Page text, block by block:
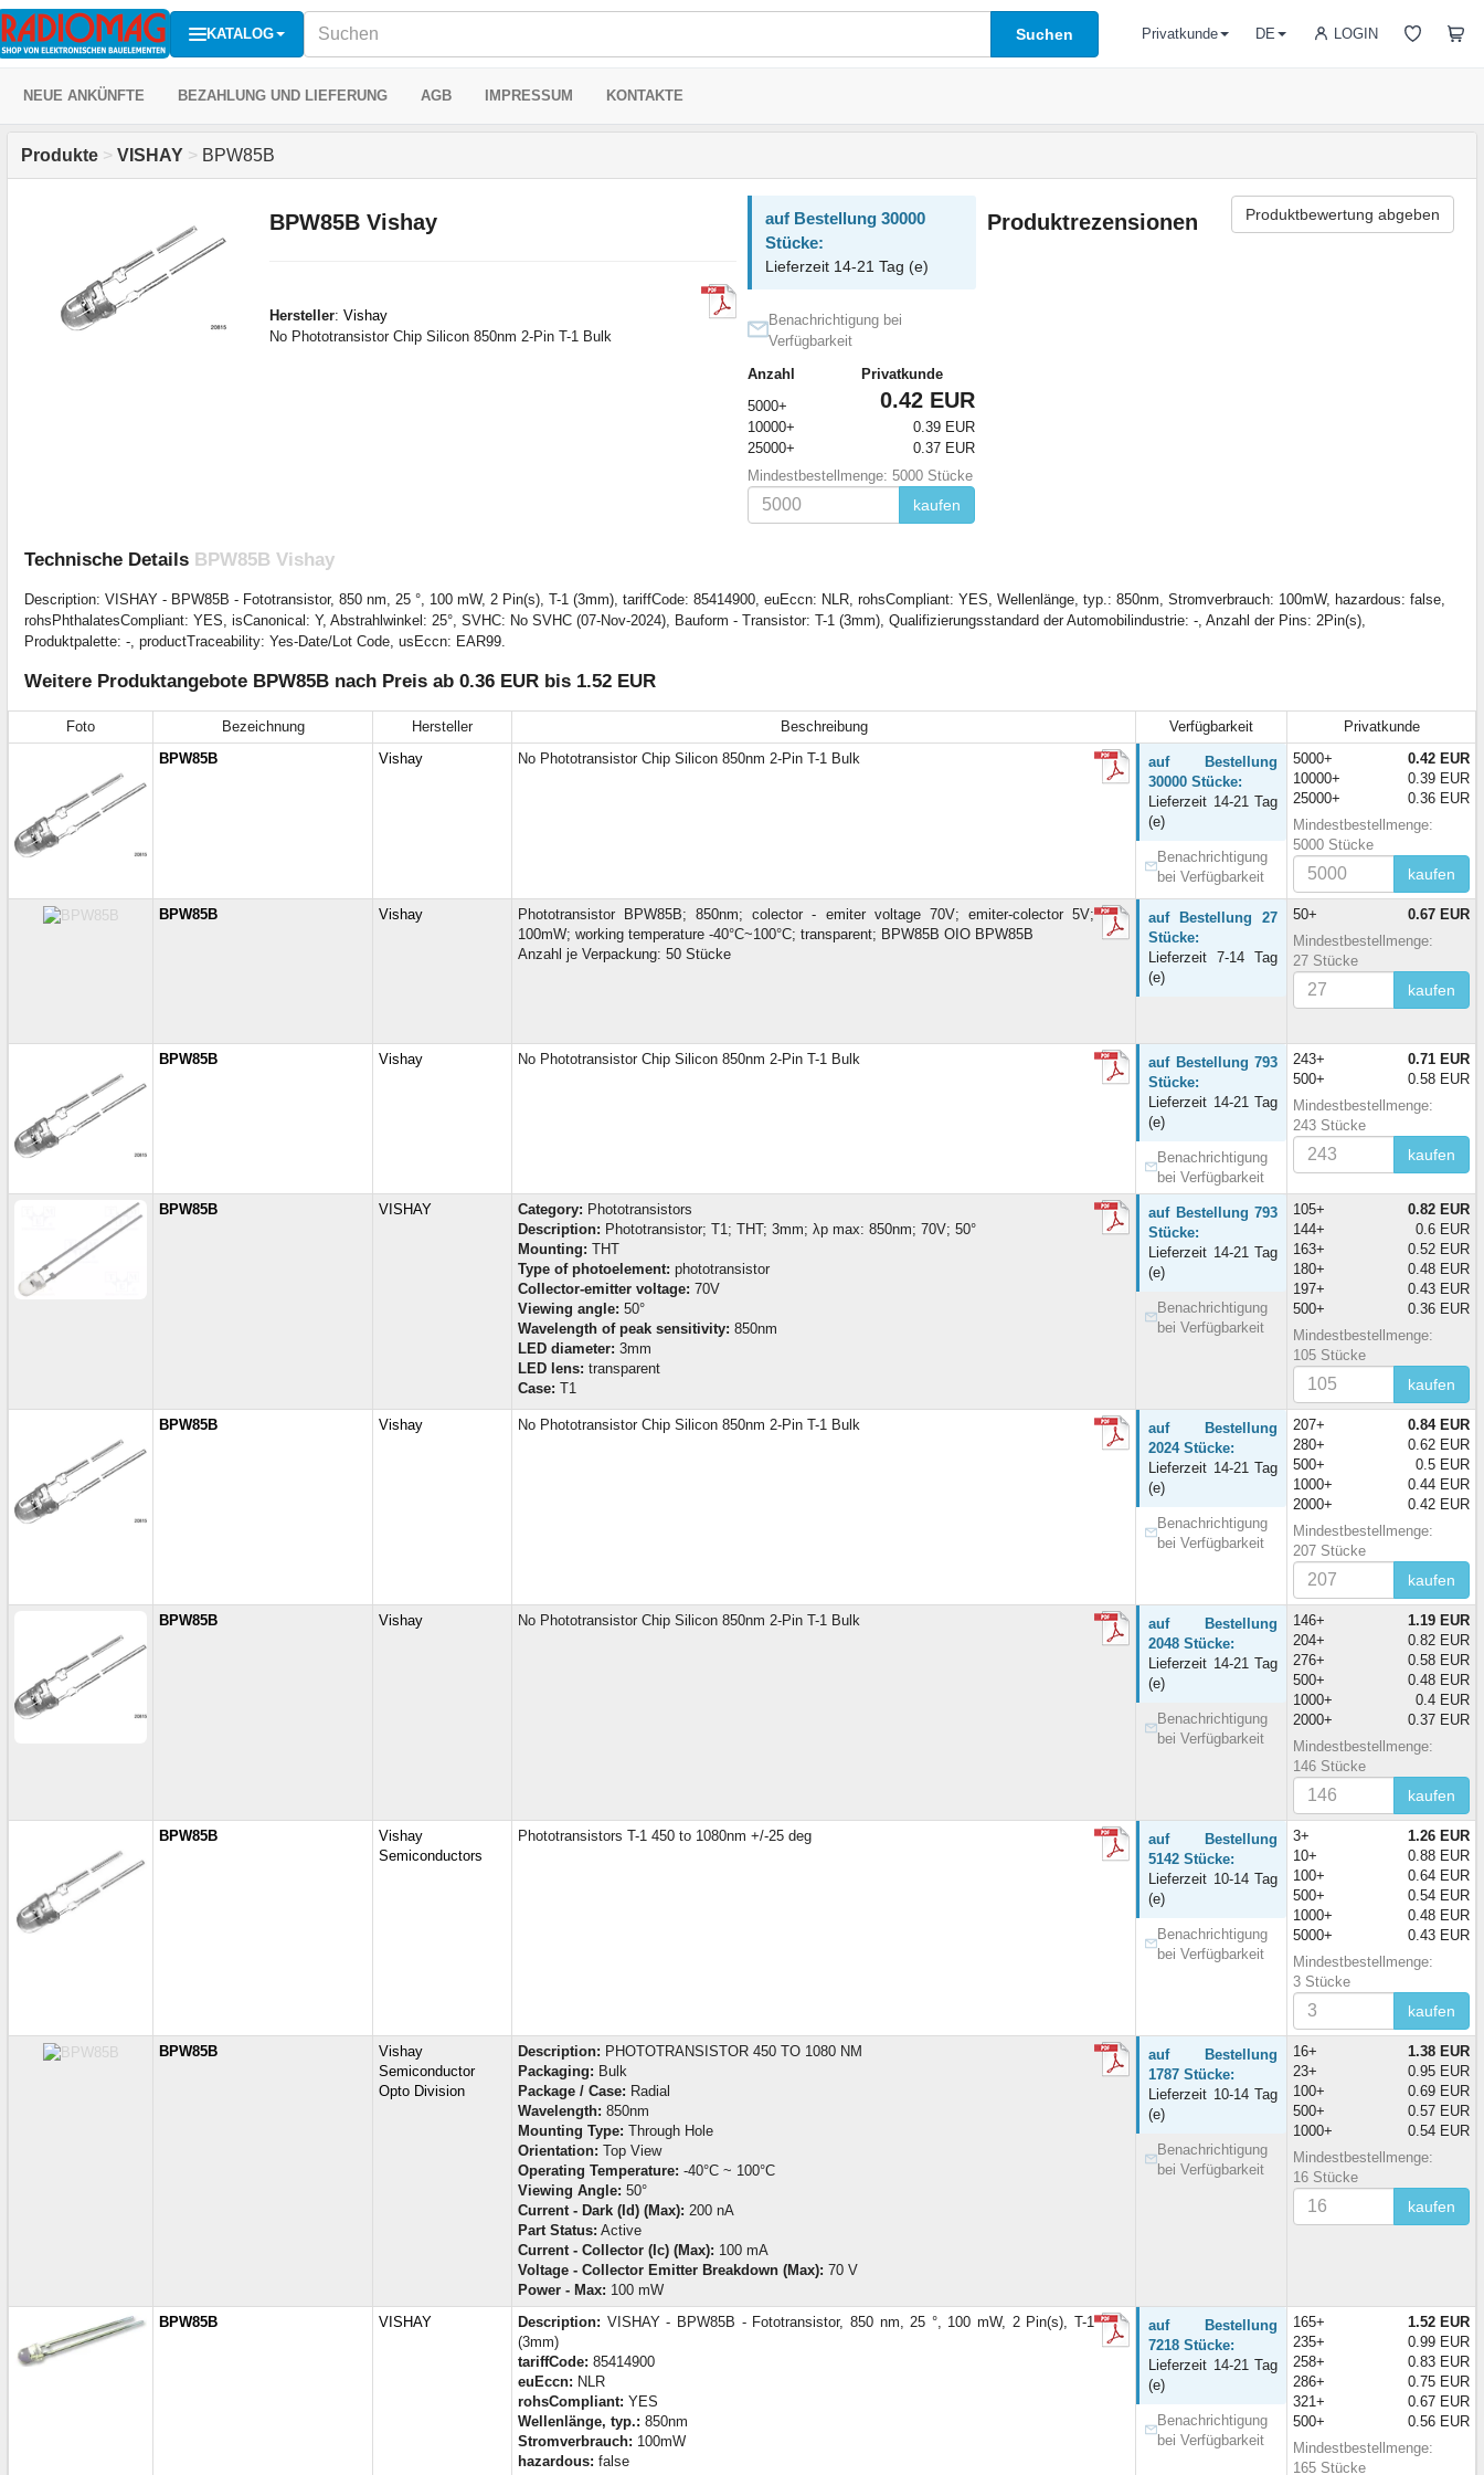
KATALOG Suchen LOGIN
Privatkunde DE
NEUE ANKÜNFTE BEZAHLUNG UND LIEFERUNG AGB IMPRESSUM KONTAKTE
Produkte > VISHAY > BPW85B
BPW85B Vishay
Hersteller: Vishay
No Phototransistor Chip Silicon 850nm 2-Pin T-1 Bulk
auf Bestellung 30000
Stücke:
Lieferzeit 14-21 Tag (e)
Benachrichtigung bei
Verfügbarkeit
Anzahl
Privatkunde
5000+
0.42 EUR
10000+
0.39 EUR
25000+
0.37 EUR
Mindestbestellmenge: 5000 Stücke
kaufen
Produktrezensionen Produktbewertung abgeben
Technische Details BPW85B Vishay
Description: VISHAY - BPW85B - Fototransistor, 850 nm, 25 °, 100 mW, 2 Pin(s), T-1 (3mm), tariffCode: 85414900, euEccn: NLR, rohsCompliant: YES, Wellenlänge, typ.: 850nm, Stromverbrauch: 100mW, hazardous: false,
rohsPhthalatesCompliant: YES, isCanonical: Y, Abstrahlwinkel: 25°, SVHC: No SVHC (07-Nov-2024), Bauform - Transistor: T-1 (3mm), Qualifizierungsstandard der Automobilindustrie: -, Anzahl der Pins: 2Pin(s),
Produktpalette: -, productTraceability: Yes-Date/Lot Code, usEccn: EAR99.
Weitere Produktangebote BPW85B nach Preis ab 0.36 EUR bis 1.52 EUR
Foto Bezeichnung Hersteller Beschreibung Verfügbarkeit
Privatkunde
BPW85B
Vishay No Phototransistor Chip Silicon 850nm 2-Pin T-1 Bulk
auf Bestellung
30000 Stücke:
Lieferzeit 14-21 Tag
(e)
Benachrichtigung
bei Verfügbarkeit
5000+
0.42 EUR
10000+
0.39 EUR
25000+
0.36 EUR
Mindestbestellmenge:
5000 Stücke
kaufen
BPW85B Vishay
Phototransistor BPW85B; 850nm; colector - emiter voltage 70V; emiter-colector 5V;
100mW; working temperature -40°C~100°C; transparent; BPW85B OIO BPW85B
Anzahl je Verpackung: 50 Stücke
auf Bestellung 27
Stücke:
Lieferzeit 7-14 Tag
(e)
50+
0.67 EUR
Mindestbestellmenge:
27 Stücke
kaufen
BPW85B Vishay No Phototransistor Chip Silicon 850nm 2-Pin T-1 Bulk
auf Bestellung 793
Stücke:
Lieferzeit 14-21 Tag
(e)
Benachrichtigung
bei Verfügbarkeit
243+
0.71 EUR
500+
0.58 EUR
Mindestbestellmenge:
243 Stücke
kaufen
BPW85B VISHAY Category: Phototransistors
Description: Phototransistor; T1; THT; 3mm; λp max: 850nm; 70V; 50°
Mounting: THT
Type of photoelement: phototransistor
Collector-emitter voltage: 70V
Viewing angle: 50°
Wavelength of peak sensitivity: 850nm
LED diameter: 3mm
LED lens: transparent
Case: T1
auf Bestellung 793
Stücke:
Lieferzeit 14-21 Tag
(e)
Benachrichtigung
bei Verfügbarkeit
105+
0.82 EUR
144+
0.6 EUR
163+
0.52 EUR
180+
0.48 EUR
197+
0.43 EUR
500+
0.36 EUR
Mindestbestellmenge:
105 Stücke
kaufen
BPW85B Vishay No Phototransistor Chip Silicon 850nm 2-Pin T-1 Bulk
auf Bestellung
2024 Stücke:
Lieferzeit 14-21 Tag
(e)
Benachrichtigung
bei Verfügbarkeit
207+
0.84 EUR
280+
0.62 EUR
500+
0.5 EUR
1000+
0.44 EUR
2000+
0.42 EUR
Mindestbestellmenge:
207 Stücke
kaufen
BPW85B Vishay No Phototransistor Chip Silicon 850nm 2-Pin T-1 Bulk
auf Bestellung
2048 Stücke:
Lieferzeit 14-21 Tag
(e)
Benachrichtigung
bei Verfügbarkeit
146+
1.19 EUR
204+
0.82 EUR
276+
0.58 EUR
500+
0.48 EUR
1000+
0.4 EUR
2000+
0.37 EUR
Mindestbestellmenge:
146 Stücke
kaufen
BPW85B
Vishay
Semiconductors
Phototransistors T-1 450 to 1080nm +/-25 deg
auf Bestellung
5142 Stücke:
Lieferzeit 10-14 Tag
(e)
Benachrichtigung
bei Verfügbarkeit
3+
1.26 EUR
10+
0.88 EUR
100+
0.64 EUR
500+
0.54 EUR
1000+
0.48 EUR
5000+
0.43 EUR
Mindestbestellmenge:
3 Stücke
kaufen
BPW85B
Vishay
Semiconductor
Opto Division
Description: PHOTOTRANSISTOR 450 TO 1080 NM
Packaging: Bulk
Package / Case: Radial
Wavelength: 850nm
Mounting Type: Through Hole
Orientation: Top View
Operating Temperature: -40°C ~ 100°C
Viewing Angle: 50°
Current - Dark (Id) (Max): 200 nA
Part Status: Active
Current - Collector (Ic) (Max): 100 mA
Voltage - Collector Emitter Breakdown (Max): 70 V
Power - Max: 100 mW
auf Bestellung
1787 Stücke:
Lieferzeit 10-14 Tag
(e)
Benachrichtigung
bei Verfügbarkeit
16+
1.38 EUR
23+
0.95 EUR
100+
0.69 EUR
500+
0.57 EUR
1000+
0.54 EUR
Mindestbestellmenge:
16 Stücke
kaufen
BPW85B VISHAY Description: VISHAY - BPW85B - Fototransistor, 850 nm, 25 °, 100 mW, 2 Pin(s), T-1
(3mm)
tariffCode: 85414900
euEccn: NLR
rohsCompliant: YES
Wellenlänge, typ.: 850nm
Stromverbrauch: 100mW
hazardous: false
auf Bestellung
7218 Stücke:
Lieferzeit 14-21 Tag
(e)
Benachrichtigung
bei Verfügbarkeit
165+
1.52 EUR
235+
0.99 EUR
258+
0.83 EUR
286+
0.75 EUR
321+
0.67 EUR
500+
0.56 EUR
Mindestbestellmenge:
165 Stücke